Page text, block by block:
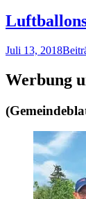
Juli 13, 2018
Werbung